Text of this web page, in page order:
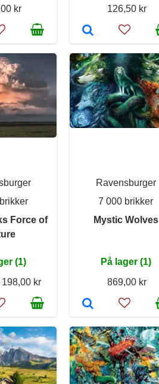
kr
126,50 kr
Force of
(1)
198,00 kr
Ravensburger
7 000 brikker
Mystic Wolves
På lager (1)
869,00 kr